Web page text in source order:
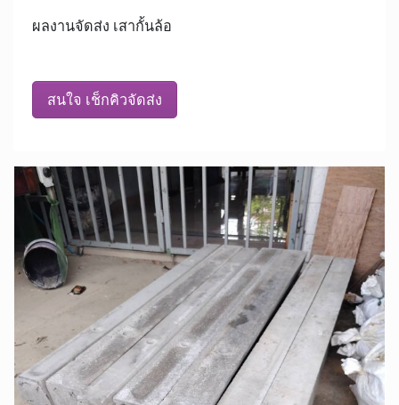
ผลงานจัดส่ง เสากั้นล้อ
สนใจ เช็กคิวจัดส่ง